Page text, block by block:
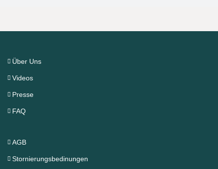
Über Uns
Videos
Presse
FAQ
AGB
Stornierungsbedinungen